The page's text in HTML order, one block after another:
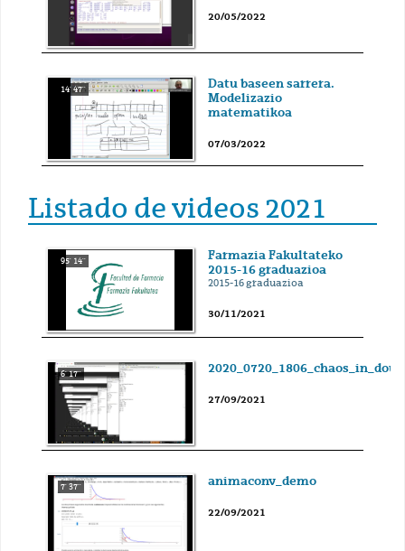
20/05/2022
14' 47''
Datu baseen sarrera.
Modelizazio
matematikoa
07/03/2022
Listado de videos 2021
95' 14''
Farmazia Fakultateko
2015-16 graduazioa
2015-16 graduazioa
30/11/2021
6' 17''
27/09/2021
7' 37'' animaconv_demo
22/09/2021